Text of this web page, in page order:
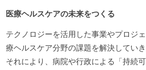
誰もがいつでも閲覧可能になってい
ドキュメントの整備やペアプロ、
レッジの共有を積極的に行ってい
取り組みをしている）
医療ヘルスケアの未来をつくる
テクノロジーを活用した事業やプロジ
療ヘルスケア分野の課題を解決していき
それにより、病院や行政による「持続